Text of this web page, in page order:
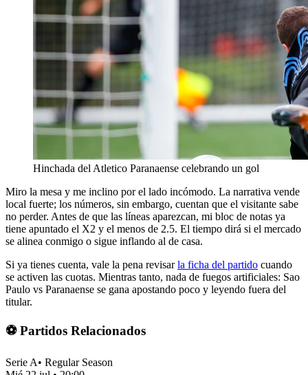
Hinchada del Atletico Paranaense celebrando un gol
Miro la mesa y me inclino por el lado incómodo. La narrativa vende
local fuerte; los números, sin embargo, cuentan que el visitante sabe
no perder. Antes de que las líneas aparezcan, mi bloc de notas ya
tiene apuntado el X2 y el menos de 2.5. El tiempo dirá si el mercado
se alinea conmigo o sigue inflando al de casa.
Si ya tienes cuenta, vale la pena revisarla ficha del partido cuando
se activen las cuotas. Mientras tanto, nada de fuegos artificiales: Sao
Paulo vs Paranaense se gana apostando poco y leyendo fuera del
titular.
⚽ Partidos Relacionados
Serie A• Regular Season